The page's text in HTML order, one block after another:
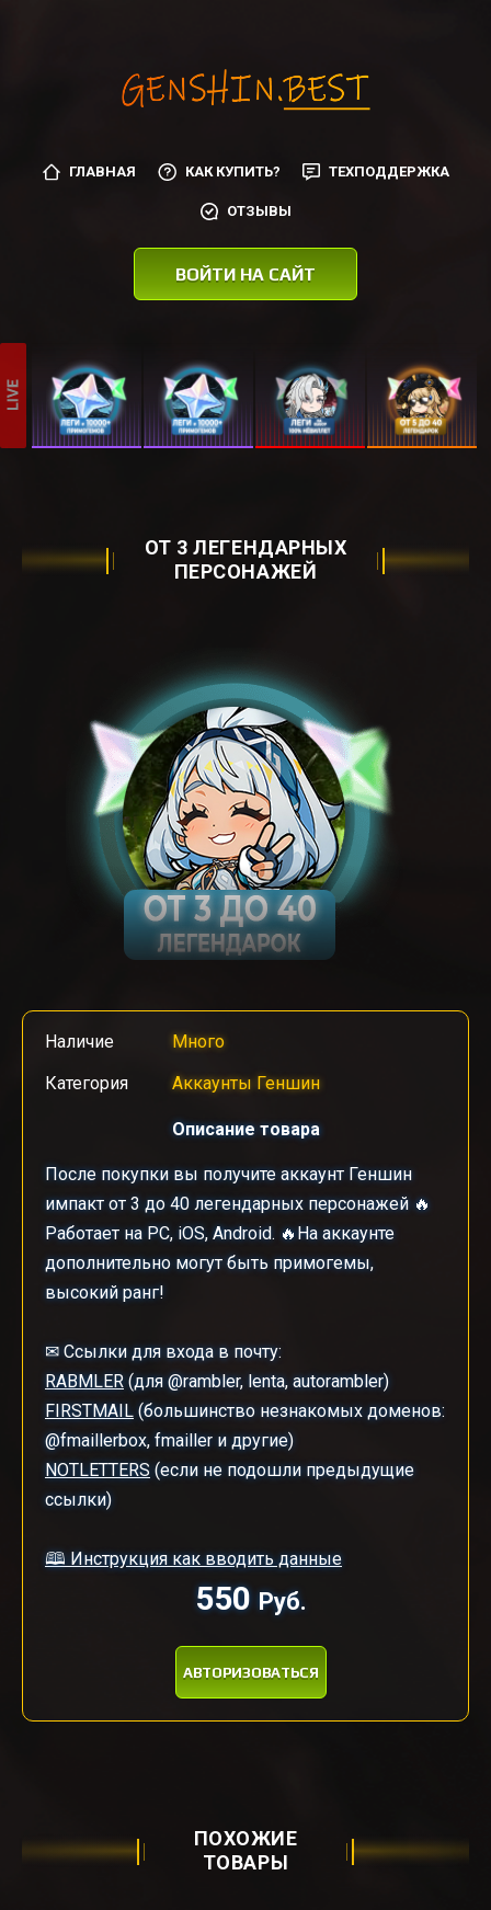
ГЛАВНАЯ КАК КУПИТЬ? ТЕХПОДДЕРЖКА
ОТЗЫВЫ
ВОЙТИ НА САЙТ
ОТ 3 ЛЕГЕНДАРНЫХ
ПЕРСОНАЖЕЙ
Наличие
Много
Категория
Аккаунты Геншин
Описание товара
После покупки вы получите аккаунт Геншин
импакт от 3 до 40 легендарных персонажей 🔥
Работает на PC, iOS, Android. 🔥На аккаунте
дополнительно могут быть примогемы,
высокий ранг!
✉ Ссылки для входа в почту:
RABMLER (для @rambler, lenta, autorambler)
FIRSTMAIL (большинство незнакомых доменов:
@fmaillerbox, fmailler и другие)
NOTLETTERS (если не подошли предыдущие
ссылки)
🕮 Инструкция как вводить данные
550 Руб.
АВТОРИЗОВАТЬСЯ
ПОХОЖИЕ
ТОВАРЫ